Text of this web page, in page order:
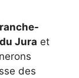
Jura et
des